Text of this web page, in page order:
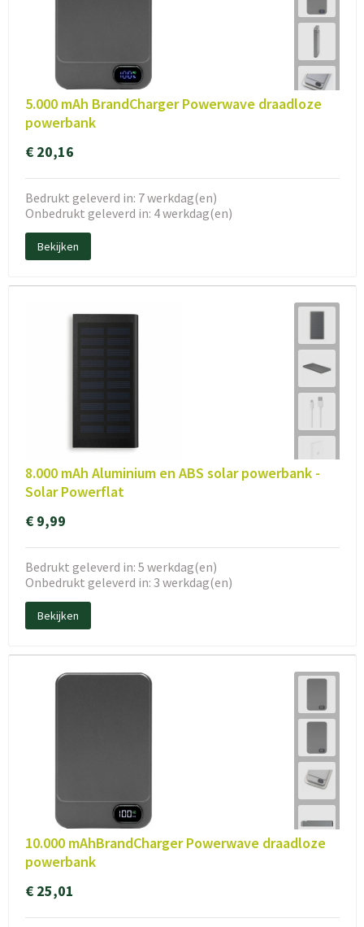
5.000 mAh BrandCharger Powerwave draadloze
powerbank
€ 20,16
Bedrukt geleverd in: 7 werkdag(en)
Onbedrukt geleverd in: 4 werkdag(en)
Bekijken
8.000 mAh Aluminium en ABS solar powerbank -
Solar Powerflat
€ 9,99
Bedrukt geleverd in: 5 werkdag(en)
Onbedrukt geleverd in: 3 werkdag(en)
Bekijken
10.000 mAhBrandCharger Powerwave draadloze
powerbank
€ 25,01